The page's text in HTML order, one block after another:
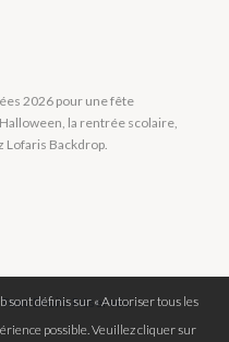
2026 pour une fête
la rentrée scolaire,
Lofaris Backdrop.
Droits Réservés.
sont définis sur « Autoriser tous les
possible. Veuillez cliquer sur